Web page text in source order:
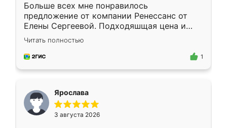
Больше всех мне понравилось
предложение от компании Ренессанс от
Елены Сергеевой. Подходяшщая цена и
короткие сроки изготовления. Приехавший
для замера сотрудник Владислав
предложил по моему эскизу самый
Читать полностью
1
Ярослава
3 августа 2026